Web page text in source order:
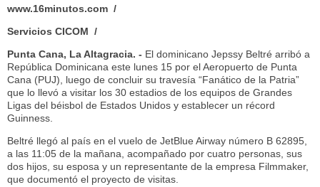
www.16minutos.com /
Servicios CICOM /
Punta Cana, La Altagracia. - El dominicano Jepssy Beltré arribó a
República Dominicana este lunes 15 por el Aeropuerto de Punta
Cana (PUJ), luego de concluir su travesía “Fanático de la Patria”
que lo llevó a visitar los 30 estadios de los equipos de Grandes
Ligas del béisbol de Estados Unidos y establecer un récord
Guinness.
Beltré llegó al país en el vuelo de JetBlue Airway número B 62895,
a las 11:05 de la mañana, acompañado por cuatro personas, sus
dos hijos, su esposa y un representante de la empresa Filmmaker,
que documentó el proyecto de visitas.